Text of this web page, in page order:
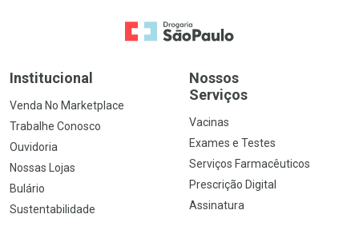
Ir para a Home
Institucional
Venda No Marketplace
Trabalhe Conosco
Ouvidoria
Nossas Lojas
Bulário
Sustentabilidade
Nossos
Serviços
Vacinas
Exames e Testes
Serviços Farmacêuticos
Prescrição Digital
Assinatura